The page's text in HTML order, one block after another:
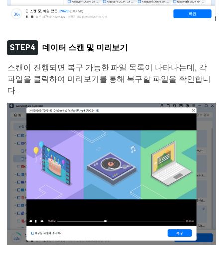
STEP4 데이터 스캔 및 미리보기
스캔이 진행되면 복구 가능한 파일 목록이 나타나는데, 각
파일을 클릭하여 미리보기를 통해 복구할 파일을 확인합니
다.